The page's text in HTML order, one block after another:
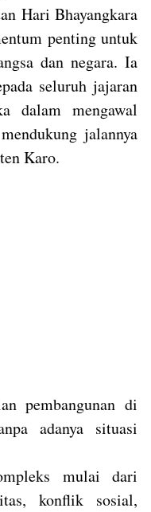
Hari Bhayangkara
penting untuk
dan negara. Ia
seluruh jajaran
dalam mengawal
jalannya
Karo.
pembangunan di
adanya situasi
mulai dari
konflik sosial,